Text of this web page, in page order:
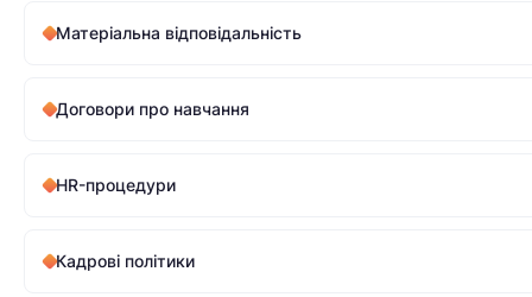
Матеріальна відповідальність
Договори про навчання
HR-процедури
Кадрові політики